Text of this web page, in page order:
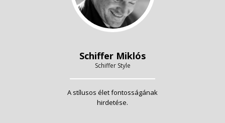
Schiffer Miklós
Schiffer Style
A stílusos élet fontosságának
hirdetése.